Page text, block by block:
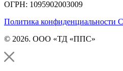
ОГРН: 1095902003009
Политика конфиденциальности
© 2026. ООО «ТД «ППС»